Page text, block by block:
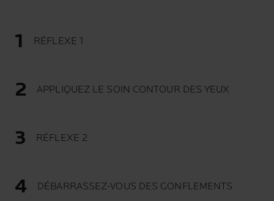
RÉFLEXE 1
APPLIQUEZ LE SOIN CONTOUR DES YEUX
RÉFLEXE 2
DÉBARRASSEZ-VOUS DES GONFLEMENTS